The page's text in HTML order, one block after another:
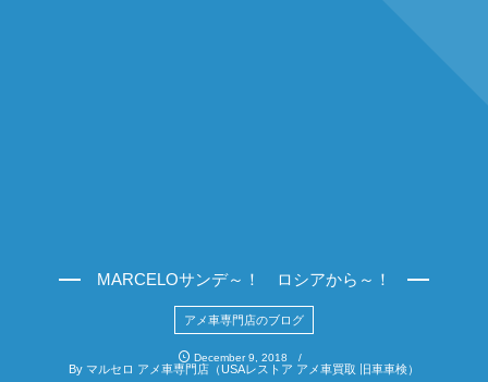
MARCELOサンデ～！ ロシアから～！
アメ車専門店のブログ
December 9 2018
By マルセロ アメ車専門店（USAレストア アメ車買取 旧車車検）